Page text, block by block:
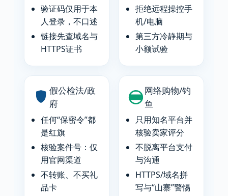
验证码仅用于本
人登录，不口述
链接先查域名与
HTTPS证书
拒绝远程操控手
机/电脑
第三方冷静期与
小额试验
假公检法/政
府
任何“保密令”都
是红旗
核验案件号：仅
用官网渠道
不转账、不买礼
品卡
网络购物/钓
鱼
只用知名平台并
核验卖家评分
不脱离平台支付
与沟通
HTTPS/域名拼
写与“山寨”警惕